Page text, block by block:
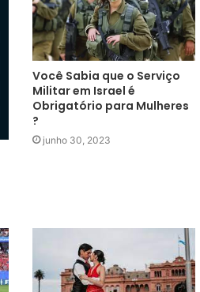
Você Sabia que o Serviço
Militar em Israel é
Obrigatório para Mulheres
?
junho 30, 2023